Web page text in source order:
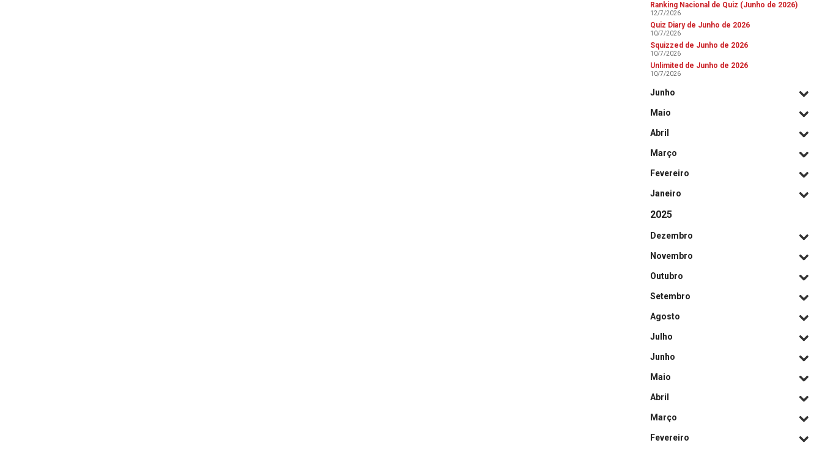
Ranking Nacional de Quiz (Junho de 2026)
12/7/2026
Quiz Diary de Junho de 2026
10/7/2026
Squizzed de Junho de 2026
10/7/2026
Unlimited de Junho de 2026
10/7/2026
Junho
Maio
Abril
Março
Fevereiro
Janeiro
2025
Dezembro
Novembro
Outubro
Setembro
Agosto
Julho
Junho
Maio
Abril
Março
Fevereiro